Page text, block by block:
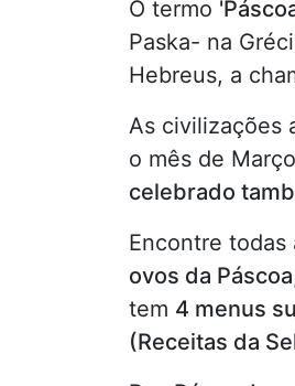
O termo
Paska- na
Hebreus, a
As civilizações
o mês de
celebrado
Encontre todas
ovos da Páscoa
tem 4 menus
(Receitas da